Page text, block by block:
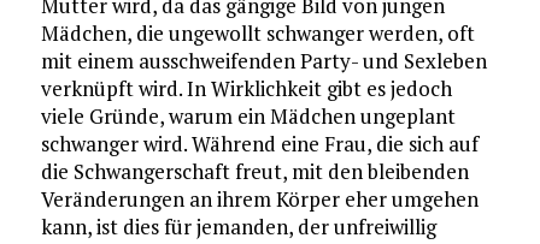
Mädchen, die ungewollt schwanger werden, oft
mit einem ausschweifenden Party- und Sexleben
verknüpft wird. In Wirklichkeit gibt es jedoch
viele Gründe, warum ein Mädchen ungeplant
schwanger wird. Während eine Frau, die sich auf
die Schwangerschaft freut, mit den bleibenden
Veränderungen an ihrem Körper eher umgehen
kann, ist dies für jemanden, der unfreiwillig